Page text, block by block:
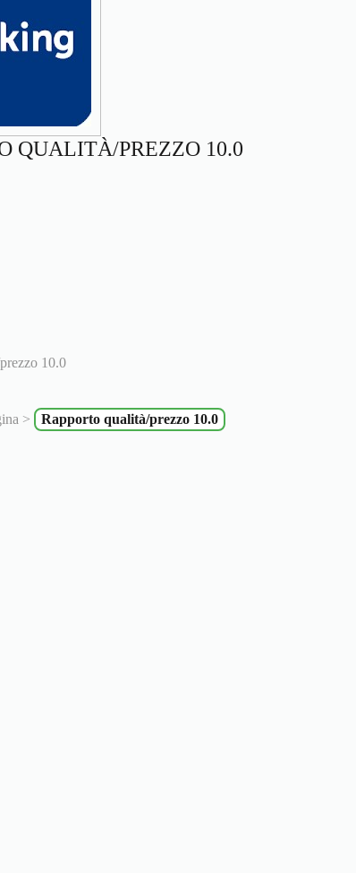
QUALITÀ/PREZZO 10.0
10.0
> Rapporto qualità/prezzo 10.0